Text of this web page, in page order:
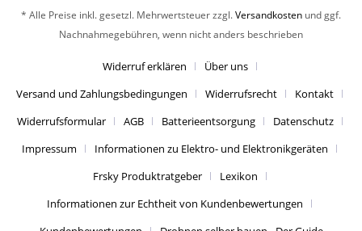
* Alle Preise inkl. gesetzl. Mehrwertsteuer zzgl.Versandkosten und ggf.
Nachnahmegebühren, wenn nicht anders beschrieben
Widerruf erklären
Über uns
Versand und Zahlungsbedingungen
Widerrufsrecht
Kontakt
Widerrufsformular
AGB Batterieentsorgung
Datenschutz
Impressum
Informationen zu Elektro- und Elektronikgeräten
Frsky Produktratgeber
Lexikon
Informationen zur Echtheit von Kundenbewertungen